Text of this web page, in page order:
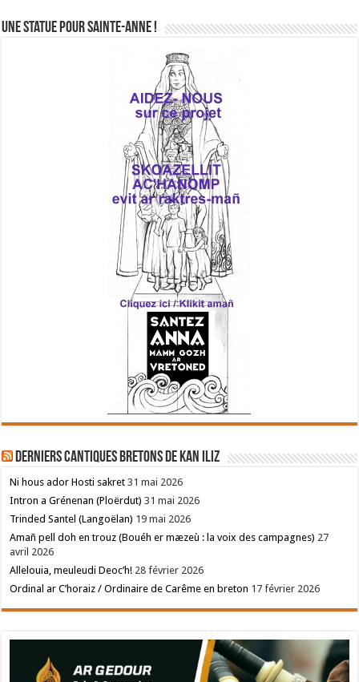
Une statue pour Sainte-Anne !
Derniers cantiques bretons de Kan Iliz
Ni hous ador Hosti sakret 31 mai 2026
Intron a Grénenan (Ploërdut) 31 mai 2026
Trinded Santel (Langoëlan) 19 mai 2026
Amañ pell doh en trouz (Bouéh er mæzeù : la voix des campagnes) 27
avril 2026
Allelouia, meuleudi Deoc’h! 28 février 2026
Ordinal ar C’horaiz / Ordinaire de Carême en breton 17 février 2026